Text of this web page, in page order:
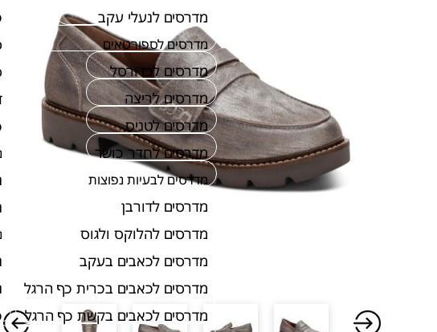
מדרסים לנעלי עקב
מדרסים לספורטאים
מדרסים לכדורסל
מדרסים לריצה
מדרסים לטניס
מדרסים לחדר כושר
מדרסים לבעיות נפוצות
מדרסים לדורבן
מדרסים להלוקס ולגוס
מדרסים לכאבים בעקב
מדרסים לכאבים בכרית כף הרגל
מדרסים לכאבים בקשת כף הרגל